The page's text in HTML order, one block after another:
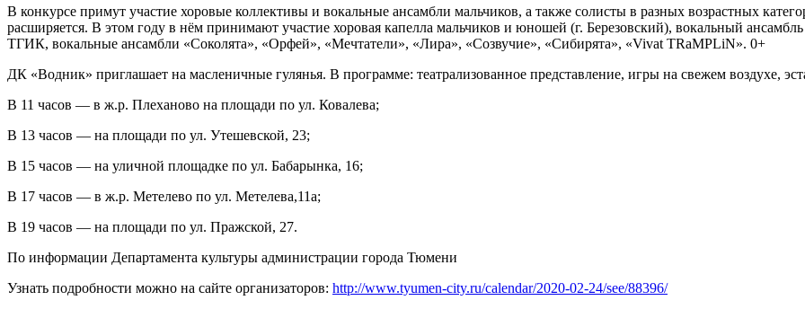
В конкурсе примут участие хоровые коллективы и вокальные ансамбли мальчиков, а также солисты в разных возрастных
расширяется. В этом году в нём принимают участие хоровая капелла мальчиков и юношей (г. Березовский), вокальный
ТГИК, вокальные ансамбли «Соколята», «Орфей», «Мечтатели», «Лира», «Созвучие», «Сибирята», «Vivat TRaMPLiN». 0+
ДК «Водник» приглашает на масленичные гулянья. В программе: театрализованное представление, игры на свежем воздухе,
В 11 часов — в ж.р. Плеханово на площади по ул. Ковалева;
В 13 часов — на площади по ул. Утешевской, 23;
В 15 часов — на уличной площадке по ул. Бабарынка, 16;
В 17 часов — в ж.р. Метелево по ул. Метелева,11а;
В 19 часов — на площади по ул. Пражской, 27.
По информации Департамента культуры администрации города Тюмени
Узнать подробности можно на сайте организаторов: http://www.tyumen-city.ru/calendar/2020-02-24/see/88396/